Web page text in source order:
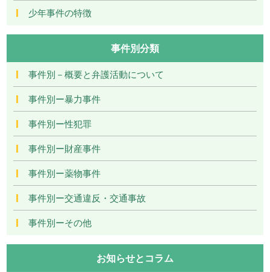
少年事件の特徴
事件別分類
事件別－概要と弁護活動について
事件別ー暴力事件
事件別ー性犯罪
事件別ー財産事件
事件別ー薬物事件
事件別ー交通違反・交通事故
事件別ーその他
お知らせとコラム